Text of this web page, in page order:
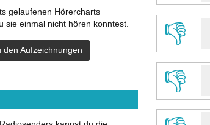
👎
👎
gelaufenen Hörercharts
sie einmal nicht hören konntest.
den Aufzeichnungen